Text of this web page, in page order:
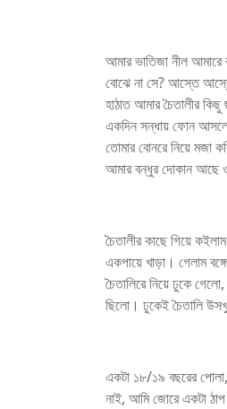
আমার ভাতিজা নীল
বোঝে না সে? আস্তে
হাঠাত আমার চৈতালীর
একদিন সন্ধায় ফোন আসলো,
তোমার বোনরে নিয়ে মজা
আমার বন্ধুর দোকান আছে
চৈতালীর কাছে গিয়ে
একপায়ে খাড়া। গেলাম
চৈতালিরে নিয়ে ঢুকে
ছিলো। ঢুকেই চৈতালি
একটা ১৮/১৯ বছরের
নাই, আমি জোরে একটা ঠাপ